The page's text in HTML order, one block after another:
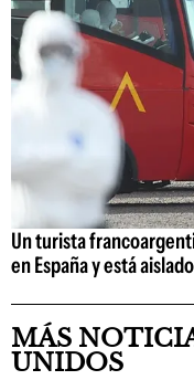
Un turista
en España y está
MÁS
UNIDOS